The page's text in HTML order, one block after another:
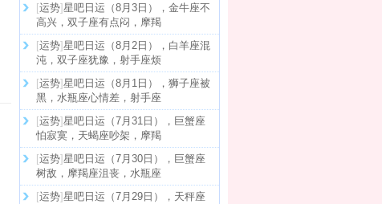
[运势]星吧日运（8月3日），金牛座不
高兴，双子座有点闷，摩羯
[运势]星吧日运（8月2日），白羊座混
沌，双子座犹豫，射手座烦
[运势]星吧日运（8月1日），狮子座被
黑，水瓶座心情差，射手座
[运势]星吧日运（7月31日），巨蟹座
怕寂寞，天蝎座吵架，摩羯
[运势]星吧日运（7月30日），巨蟹座
树敌，摩羯座沮丧，水瓶座
[运势]星吧日运（7月29日），天秤座